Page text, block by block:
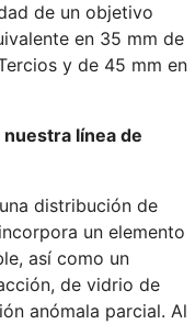
de un objetivo
en 35 mm de
y de 45 mm en
línea de
distribución de
un elemento
así como un
de vidrio de
anómala parcial. Al